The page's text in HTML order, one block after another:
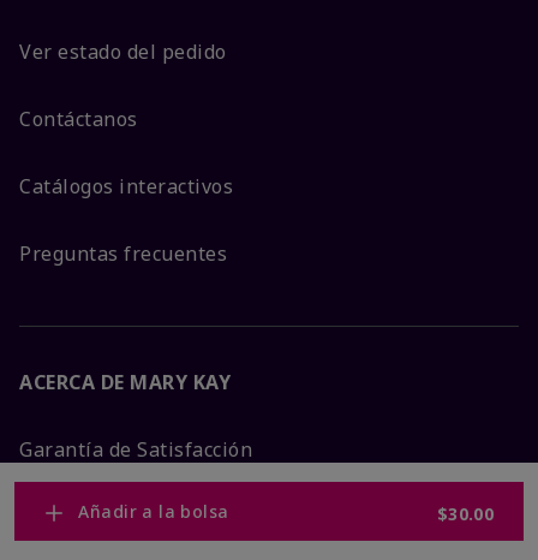
Añadir a la bolsa $30.00
Ver estado del pedido
Contáctanos
Catálogos interactivos
Preguntas frecuentes
ACERCA DE MARY KAY
Garantía de Satisfacción
Sobre Mary Kay